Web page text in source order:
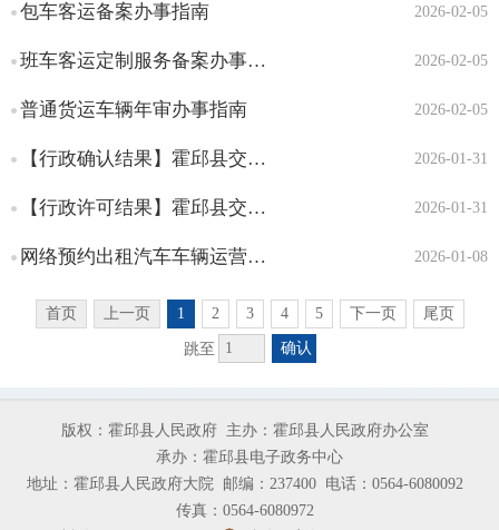
2026-02-05
包车客运备案办事指南
2026-02-05
班车客运定制服务备案办事指南
2026-02-05
普通货运车辆年审办事指南
2026-01-31
【行政确认结果】霍邱县交通运输局2026年1月行政确认结果
2026-01-31
【行政许可结果】霍邱县交通运输局2026年1月行政许可办件受理公示
2026-01-08
网络预约出租汽车车辆运营许可
首页 上一页 1 2 3 4 5 下一页 尾页
跳至 确认
版权：霍邱县人民政府 主办：霍邱县人民政府办公室
承办：霍邱县电子政务中心
地址：霍邱县人民政府大院 邮编：237400 电话：0564-6080092
传真：0564-6080972